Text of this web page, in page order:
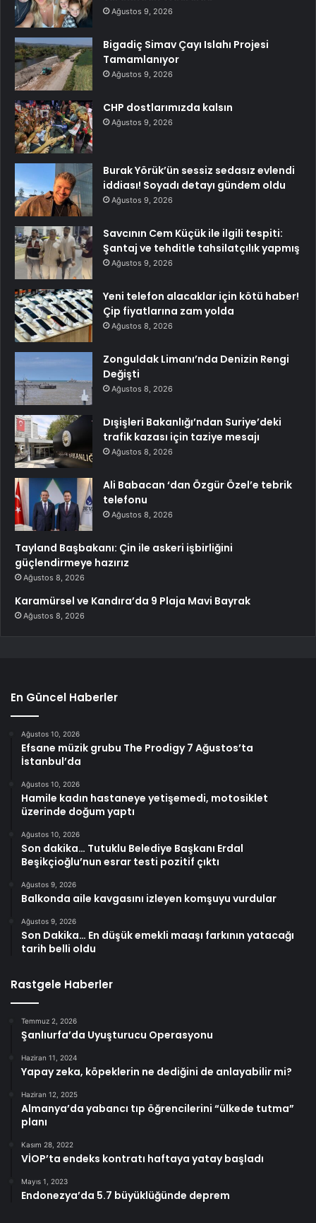
Ağustos 9, 2026
Bigadiç Simav Çayı Islahı Projesi
Tamamlanıyor
Ağustos 9, 2026
CHP dostlarımızda kalsın
Ağustos 9, 2026
Burak Yörük’ün sessiz sedasız evlendi
iddiası! Soyadı detayı gündem oldu
Ağustos 9, 2026
Savcının Cem Küçük ile ilgili tespiti:
Şantaj ve tehditle tahsilatçılık yapmış
Ağustos 9, 2026
Yeni telefon alacaklar için kötü haber!
Çip fiyatlarına zam yolda
Ağustos 8, 2026
Zonguldak Limanı’nda Denizin Rengi
Değişti
Ağustos 8, 2026
Dışişleri Bakanlığı’ndan Suriye’deki
trafik kazası için taziye mesajı
Ağustos 8, 2026
Ali Babacan ‘dan Özgür Özel’e tebrik
telefonu
Ağustos 8, 2026
Tayland Başbakanı: Çin ile askeri işbirliğini
güçlendirmeye hazırız
Ağustos 8, 2026
Karamürsel ve Kandıra’da 9 Plaja Mavi Bayrak
Ağustos 8, 2026
En Güncel Haberler
Ağustos 10, 2026
Efsane müzik grubu The Prodigy 7 Ağustos’ta
İstanbul’da
Ağustos 10, 2026
Hamile kadın hastaneye yetişemedi, motosiklet
üzerinde doğum yaptı
Ağustos 10, 2026
Son dakika… Tutuklu Belediye Başkanı Erdal
Beşikçioğlu’nun esrar testi pozitif çıktı
Ağustos 9, 2026
Balkonda aile kavgasını izleyen komşuyu vurdular
Ağustos 9, 2026
Son Dakika… En düşük emekli maaşı farkının yatacağı
tarih belli oldu
Rastgele Haberler
Temmuz 2, 2026
Şanlıurfa’da Uyuşturucu Operasyonu
Haziran 11, 2024
Yapay zeka, köpeklerin ne dediğini de anlayabilir mi?
Haziran 12, 2025
Almanya’da yabancı tıp öğrencilerini “ülkede tutma”
planı
Kasım 28, 2022
VİOP’ta endeks kontratı haftaya yatay başladı
Mayıs 1, 2023
Endonezya’da 5.7 büyüklüğünde deprem